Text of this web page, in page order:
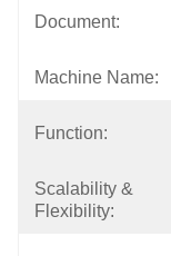
Document:
Machine Name:
Function:
Scalability &
Flexibility: